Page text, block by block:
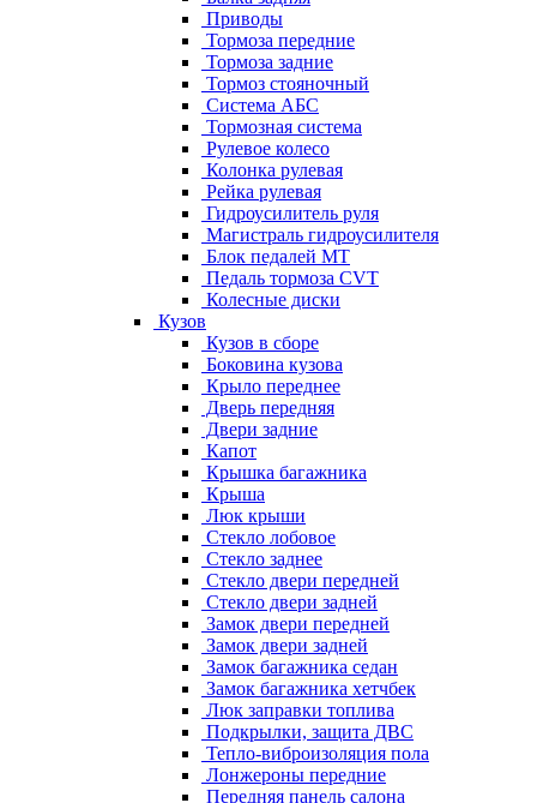
Приводы
Тормоза передние
Тормоза задние
Тормоз стояночный
Система АБС
Тормозная система
Рулевое колесо
Колонка рулевая
Рейка рулевая
Гидроусилитель руля
Магистраль гидроусилителя
Блок педалей МТ
Педаль тормоза CVT
Колесные диски
Кузов
Кузов в сборе
Боковина кузова
Крыло переднее
Дверь передняя
Двери задние
Капот
Крышка багажника
Крыша
Люк крыши
Стекло лобовое
Стекло заднее
Стекло двери передней
Стекло двери задней
Замок двери передней
Замок двери задней
Замок багажника седан
Замок багажника хетчбек
Люк заправки топлива
Подкрылки, защита ДВС
Тепло-виброизоляция пола
Лонжероны передние
Передняя панель салона